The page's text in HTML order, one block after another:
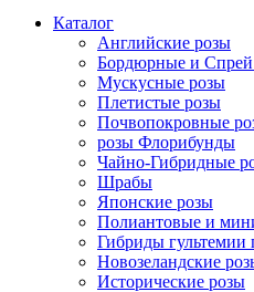
Каталог
Английские розы
Бордюрные и
Мускусные розы
Плетистые розы
Почвопокровные
розы Флорибунды
Чайно-Гибридные
Шрабы
Японские розы
Полиантовые и
Гибриды гультемии
Новозеландские
Исторические розы